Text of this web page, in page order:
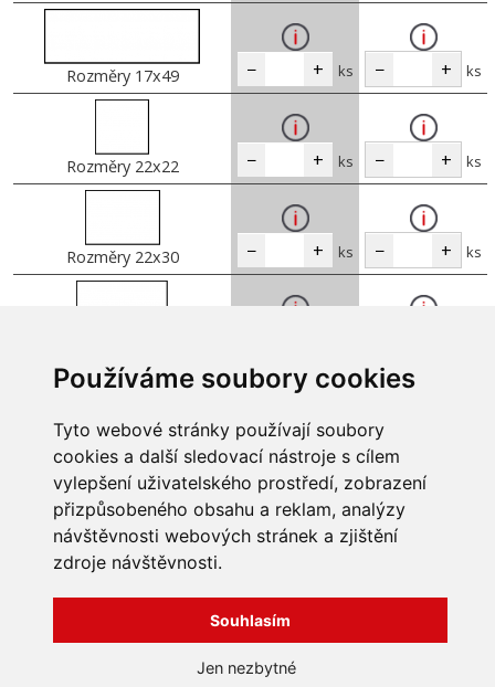
Používáme soubory cookies
Tyto webové stránky používají soubory
cookies a další sledovací nástroje s cílem
vylepšení uživatelského prostředí, zobrazení
přizpůsobeného obsahu a reklam, analýzy
návštěvnosti webových stránek a zjištění
zdroje návštěvnosti.
Souhlasím
Jen nezbytné
Rozměry 17x49 − + ks − + ks
Rozměry 22x22 − + ks − + ks
Rozměry 22x30 − + ks − + ks
Rozměry 22x45 − + ks −
INFORMACE
Bravura s.r.o. © 2026